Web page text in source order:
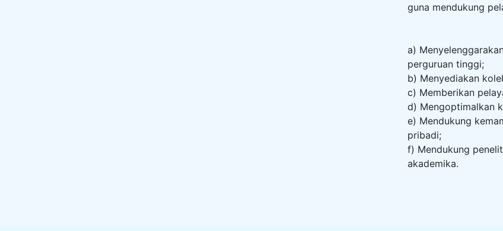
guna mendukung
a)
perguruan tinggi;
b) Menyediakan
c) Memberikan
d) Mengoptimalkan
e) Mendukung
pribadi;
f) Mendukung
akademika.